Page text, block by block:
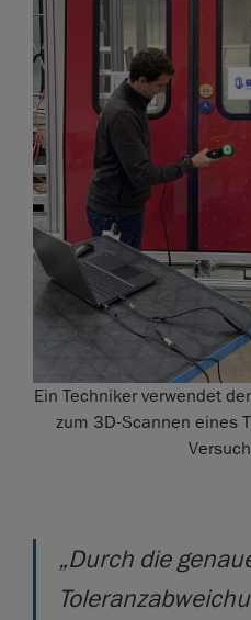
Ein Techniker verwendet
zum 3D-Scannen eines
„Durch die